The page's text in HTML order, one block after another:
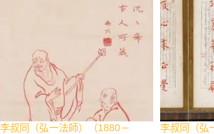
李叔同（弘一法師）（1880－
李叔同（弘